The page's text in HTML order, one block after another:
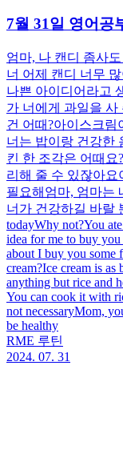
7월 31일 영어공
엄마, 나 캔디 좀사
너 어제 캔디 너무
나쁜 아이디어라고
가 너에게 과일을
건 어때?아이스크림
너는 밥이랑 건강한
킨 한 조각은 어때요
리해 줄 수 있잖아요
필요해엄마, 엄마는
너가 건강하길 바랄
todayWhy not?You
idea for me to buy
about I buy you some
cream?Ice cream is as
anything but rice and
You can cook it with
not necessaryMom,
be healthy
RME 루틴
2024. 07. 31